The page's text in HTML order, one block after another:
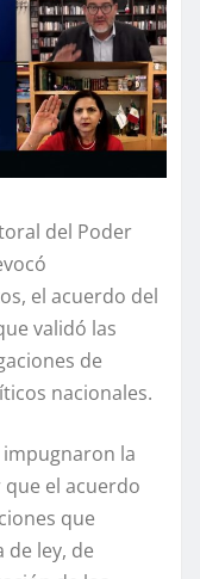
del Poder
el acuerdo del
validó las
de
nacionales.
la
el acuerdo
que
ley, de